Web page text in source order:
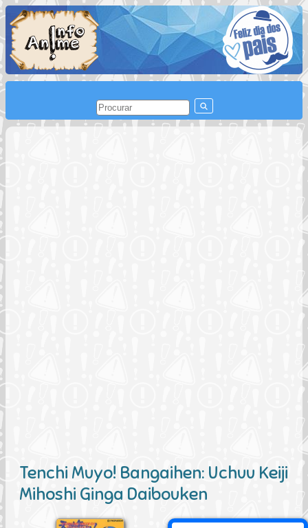
Tenchi Muyo! Bangaihen: Uchuu Keiji
Mihoshi Ginga Daibouken